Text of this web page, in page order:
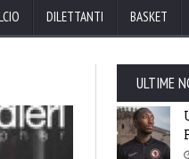
DILETTANTI BASKET
ULTIME